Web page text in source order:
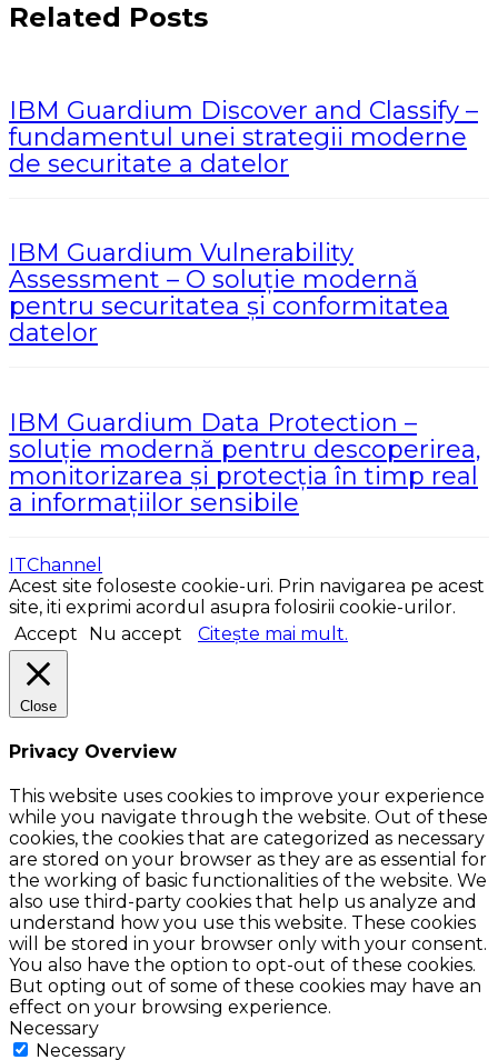
Related Posts
IBM Guardium Discover and Classify –
fundamentul unei strategii moderne
de securitate a datelor
IBM Guardium Vulnerability
Assessment – O soluție modernă
pentru securitatea și conformitatea
datelor
IBM Guardium Data Protection –
soluție modernă pentru descoperirea,
monitorizarea și protecția în timp real
a informațiilor sensibile
ITChannel
Acest site foloseste cookie-uri. Prin navigarea pe acest
site, iti exprimi acordul asupra folosirii cookie-urilor.
Accept
Nu accept Citește mai mult.
Close
Privacy Overview
This website uses cookies to improve your experience
while you navigate through the website. Out of these
cookies, the cookies that are categorized as necessary
are stored on your browser as they are as essential for
the working of basic functionalities of the website. We
also use third-party cookies that help us analyze and
understand how you use this website. These cookies
will be stored in your browser only with your consent.
You also have the option to opt-out of these cookies.
But opting out of some of these cookies may have an
effect on your browsing experience.
Necessary
Necessary